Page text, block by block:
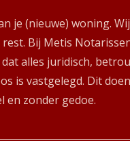
je (nieuwe) woning. Wij
rest. Bij Metis
alles juridisch,
is vastgelegd. Dit
en zonder gedoe.